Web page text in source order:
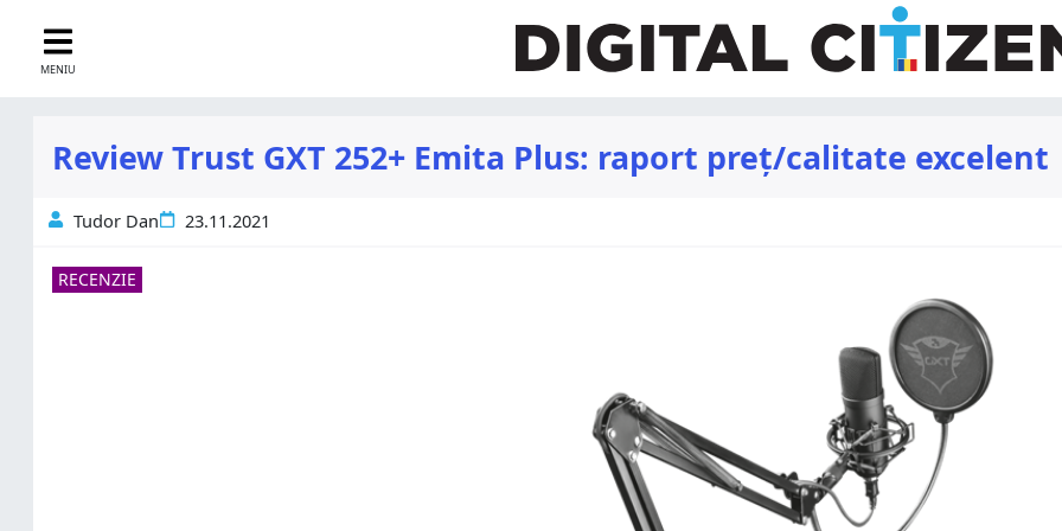
MENIU
Review Trust GXT 252+ Emita Plus: raport preț/calitate excelent
Tudor Dan 23.11.2021
RECENZIE